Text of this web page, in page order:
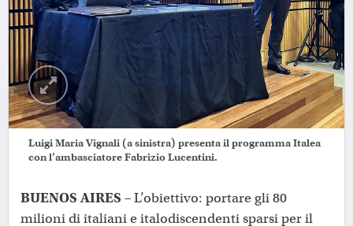
Luigi Maria Vignali (a sinistra) presenta il programma Italea
con l’ambasciatore Fabrizio Lucentini.
BUENOS AIRES –L’obiettivo: portare gli 80
milioni di italiani e italodiscendenti sparsi per il